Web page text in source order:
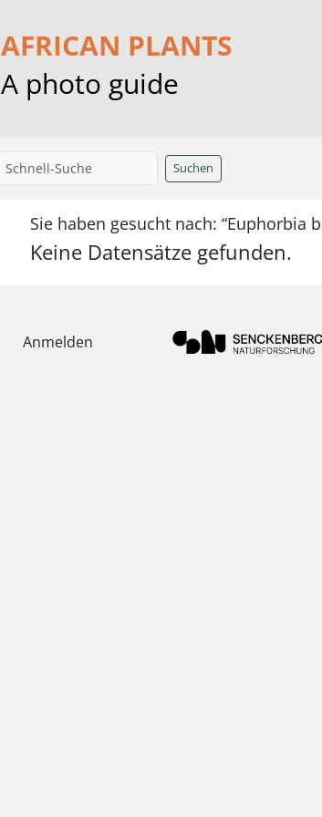
AFRICAN PLANTS
A photo guide
Suchen
Sie haben gesucht nach: “Euphorbia
Keine Datensätze gefunden.
Anmelden